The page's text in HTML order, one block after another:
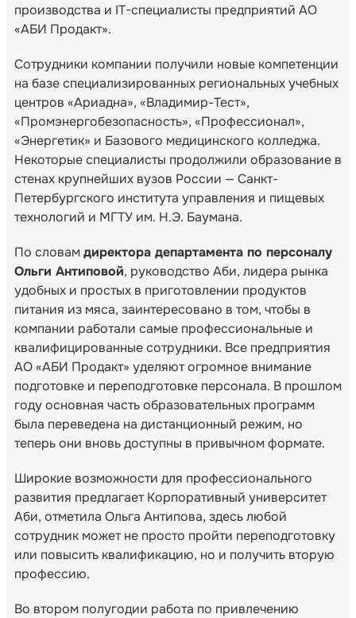
производства и IT-специалисты предприятий АО
«АБИ Продакт».
Сотрудники компании получили новые компетенции
на базе специализированных региональных учебных
центров «Ариадна», «Владимир-Тест»,
«Промэнергобезопасность», «Профессионал»,
«Энергетик» и Базового медицинского колледжа.
Некоторые специалисты продолжили образование в
стенах крупнейших вузов России — Санкт-
Петербургского института управления и пищевых
технологий и МГТУ им. Н.Э. Баумана.
По словам директора департамента по персоналу
Ольги Антиповой, руководство Аби, лидера рынка
удобных и простых в приготовлении продуктов
питания из мяса, заинтересовано в том, чтобы в
компании работали самые профессиональные и
квалифицированные сотрудники. Все предприятия
АО «АБИ Продакт» уделяют огромное внимание
подготовке и переподготовке персонала. В прошлом
году основная часть образовательных программ
была переведена на дистанционный режим, но
теперь они вновь доступны в привычном формате.
Широкие возможности для профессионального
развития предлагает Корпоративный университет
Аби, отметила Ольга Антипова, здесь любой
сотрудник может не просто пройти переподготовку
или повысить квалификацию, но и получить вторую
профессию.
Во втором полугодии работа по привлечению